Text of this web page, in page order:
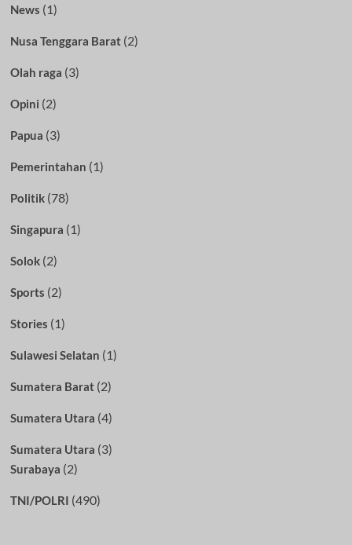
News (1)
Nusa Tenggara Barat(2)
Olah raga (3)
Opini (2)
Papua (3)
Pemerintahan (1)
Politik(78)
Singapura (1)
Solok(2)
Sports (2)
Stories (1)
Sulawesi Selatan (1)
Sumatera Barat(2)
Sumatera Utara (4)
Sumatera Utara (3)
Surabaya (2)
TNI/POLRI (490)